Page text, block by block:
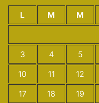
L M M
3
4 5
10
11 12
17
18 19